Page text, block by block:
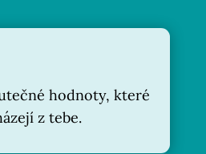
hodnoty, které
z tebe.